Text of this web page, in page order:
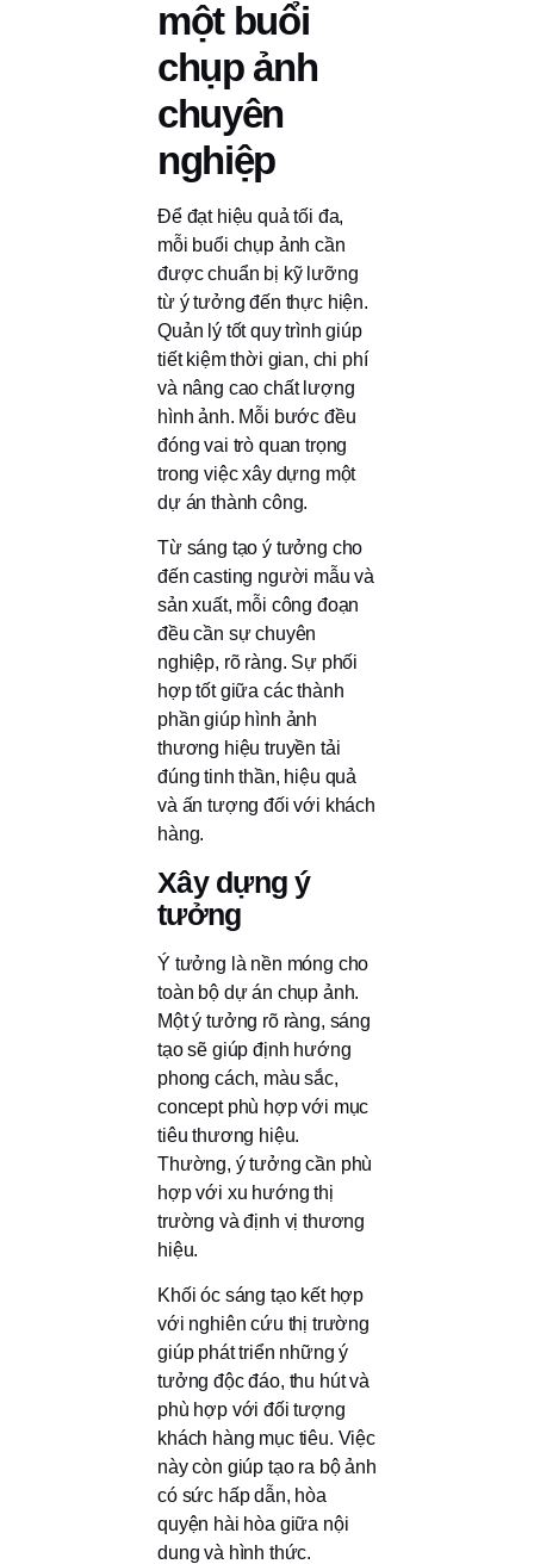
một buổi
chụp ảnh
chuyên
nghiệp
Để đạt hiệu quả tối đa,
mỗi buổi chụp ảnh cần
được chuẩn bị kỹ lưỡng
từ ý tưởng đến thực hiện.
Quản lý tốt quy trình giúp
tiết kiệm thời gian, chi phí
và nâng cao chất lượng
hình ảnh. Mỗi bước đều
đóng vai trò quan trọng
trong việc xây dựng một
dự án thành công.
Từ sáng tạo ý tưởng cho
đến casting người mẫu và
sản xuất, mỗi công đoạn
đều cần sự chuyên
nghiệp, rõ ràng. Sự phối
hợp tốt giữa các thành
phần giúp hình ảnh
thương hiệu truyền tải
đúng tinh thần, hiệu quả
và ấn tượng đối với khách
hàng.
Xây dựng ý
tưởng
Ý tưởng là nền móng cho
toàn bộ dự án chụp ảnh.
Một ý tưởng rõ ràng, sáng
tạo sẽ giúp định hướng
phong cách, màu sắc,
concept phù hợp với mục
tiêu thương hiệu.
Thường, ý tưởng cần phù
hợp với xu hướng thị
trường và định vị thương
hiệu.
Khối óc sáng tạo kết hợp
với nghiên cứu thị trường
giúp phát triển những ý
tưởng độc đáo, thu hút và
phù hợp với đối tượng
khách hàng mục tiêu. Việc
này còn giúp tạo ra bộ ảnh
có sức hấp dẫn, hòa
quyện hài hòa giữa nội
dung và hình thức.